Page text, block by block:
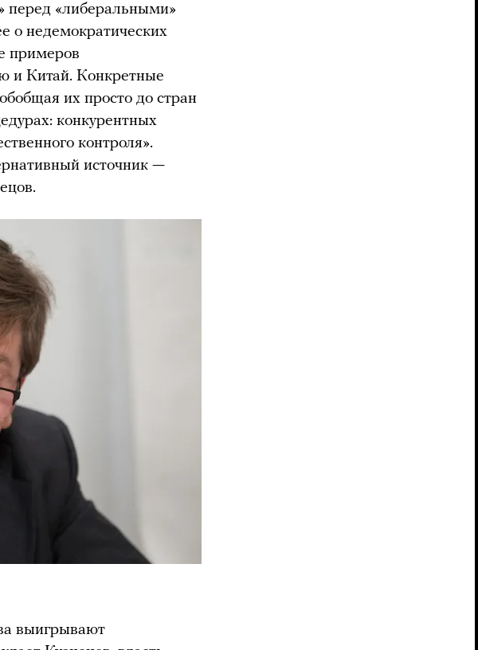
перед «либеральными»
о недемократических
примеров
и Китай. Конкретные
их просто до стран
конкурентных
контроля».
источник —
выигрывают